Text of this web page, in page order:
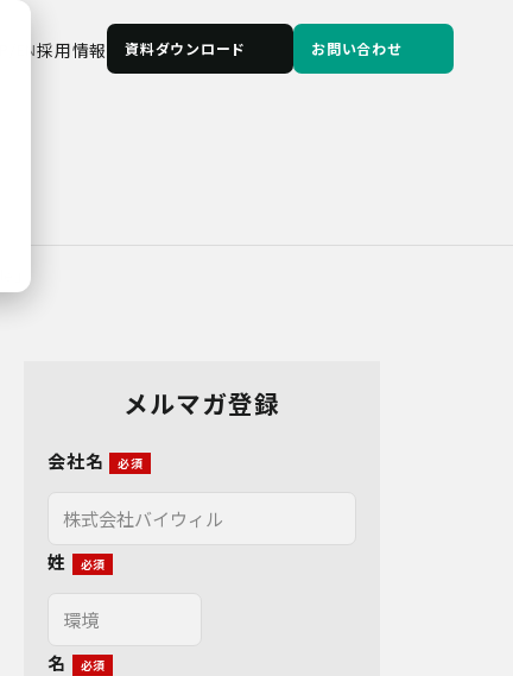
EN採用情報 資料ダウンロード お問い合わせ
メルマガ登録
会社名
姓
名